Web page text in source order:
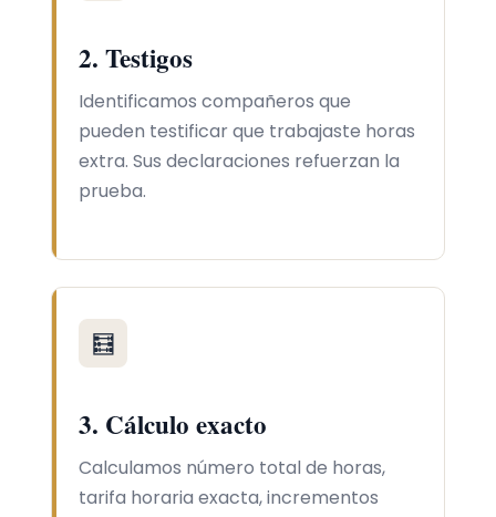
2. Testigos
Identificamos compañeros que
pueden testificar que trabajaste horas
extra. Sus declaraciones refuerzan la
prueba.
🧮
3. Cálculo exacto
Calculamos número total de horas,
tarifa horaria exacta, incrementos